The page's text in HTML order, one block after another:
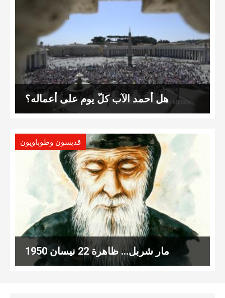
هل أحمد الآب كلّ يوم على أعماله؟
قديسون وطوباويون
مار شربل… ظاهرة 22 نيسان 1950